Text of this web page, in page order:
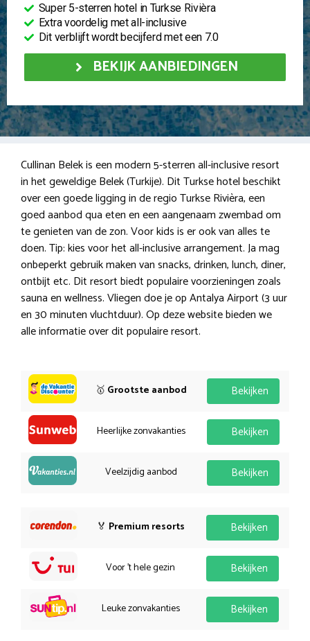
Super 5-sterren hotel in Turkse Rivièra
Extra voordelig met all-inclusive
Dit verblijft wordt becijferd met een 7.0
BEKIJK AANBIEDINGEN
Cullinan Belek is een modern 5-sterren all-inclusive resort
in het geweldige Belek (Turkije). Dit Turkse hotel beschikt
over een goede ligging in de regio Turkse Rivièra, een
goed aanbod qua eten en een aangenaam zwembad om
te genieten van de zon. Voor kids is er ook van alles te
doen. Tip: kies voor het all-inclusive arrangement. Ja mag
onbeperkt gebruik maken van snacks, drinken, lunch, diner,
ontbijt etc. Dit resort biedt populaire voorzieningen zoals
sauna en wellness. Vliegen doe je op Antalya Airport (3 uur
en 30 minuten vluchtduur). Op deze website bieden we
alle informatie over dit populaire resort.
🥇 Grootste aanbod Bekijken
Heerlijke zonvakanties Bekijken
Veelzijdig aanbod Bekijken
🏅 Premium resorts Bekijken
Voor 't hele gezin Bekijken
Leuke zonvakanties Bekijken